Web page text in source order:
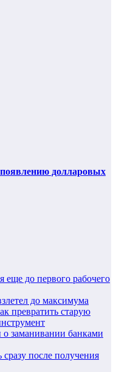
долларовых
еще до первого рабочего
до максимума
превратить старую
о заманивании банками
сразу после получения